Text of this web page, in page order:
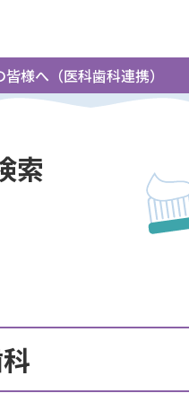
様へ（医科歯科連携）
索